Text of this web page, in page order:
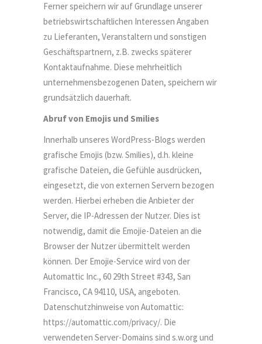
Ferner speichern wir auf Grundlage unserer
betriebswirtschaftlichen Interessen Angaben
zu Lieferanten, Veranstaltern und sonstigen
Geschäftspartnern, z.B. zwecks späterer
Kontaktaufnahme. Diese mehrheitlich
unternehmensbezogenen Daten, speichern wir
grundsätzlich dauerhaft.
Abruf von Emojis und Smilies
Innerhalb unseres WordPress-Blogs werden
grafische Emojis (bzw. Smilies), d.h. kleine
grafische Dateien, die Gefühle ausdrücken,
eingesetzt, die von externen Servern bezogen
werden. Hierbei erheben die Anbieter der
Server, die IP-Adressen der Nutzer. Dies ist
notwendig, damit die Emojie-Dateien an die
Browser der Nutzer übermittelt werden
können. Der Emojie-Service wird von der
Automattic Inc., 60 29th Street #343, San
Francisco, CA 94110, USA, angeboten.
Datenschutzhinweise von Automattic:
https://automattic.com/privacy/. Die
verwendeten Server-Domains sind s.w.org und